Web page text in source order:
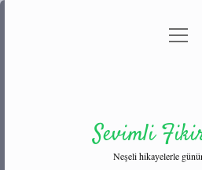
Gizlilik
Sevimli
Neşeli hikayelerle